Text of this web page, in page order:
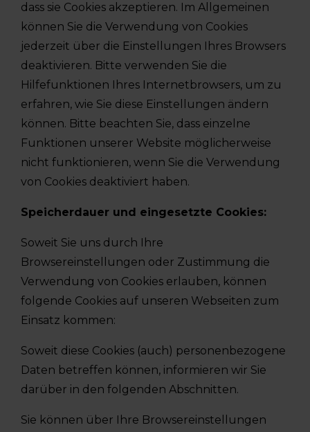
dass sie Cookies akzeptieren. Im Allgemeinen
können Sie die Verwendung von Cookies
jederzeit über die Einstellungen Ihres Browsers
deaktivieren. Bitte verwenden Sie die
Hilfefunktionen Ihres Internetbrowsers, um zu
erfahren, wie Sie diese Einstellungen ändern
können. Bitte beachten Sie, dass einzelne
Funktionen unserer Website möglicherweise
nicht funktionieren, wenn Sie die Verwendung
von Cookies deaktiviert haben.
Speicherdauer und eingesetzte Cookies:
Soweit Sie uns durch Ihre
Browsereinstellungen oder Zustimmung die
Verwendung von Cookies erlauben, können
folgende Cookies auf unseren Webseiten zum
Einsatz kommen:
Soweit diese Cookies (auch) personenbezogene
Daten betreffen können, informieren wir Sie
darüber in den folgenden Abschnitten.
Sie können über Ihre Browsereinstellungen